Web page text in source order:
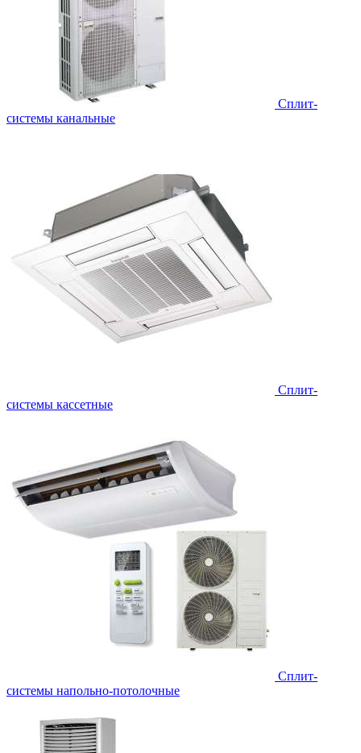
Сплит-
системы канальные
Сплит-
системы кассетные
Сплит-
системы напольно-потолочные